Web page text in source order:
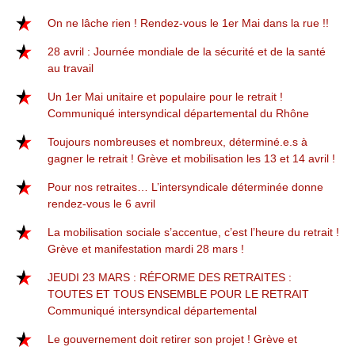
On ne lâche rien ! Rendez-vous le 1er Mai dans la rue !!
28 avril : Journée mondiale de la sécurité et de la santé
au travail
Un 1er Mai unitaire et populaire pour le retrait !
Communiqué intersyndical départemental du Rhône
Toujours nombreuses et nombreux, déterminé.e.s à
gagner le retrait ! Grève et mobilisation les 13 et 14 avril !
Pour nos retraites… L’intersyndicale déterminée donne
rendez-vous le 6 avril
La mobilisation sociale s’accentue, c’est l’heure du retrait !
Grève et manifestation mardi 28 mars !
JEUDI 23 MARS : RÉFORME DES RETRAITES :
TOUTES ET TOUS ENSEMBLE POUR LE RETRAIT
Communiqué intersyndical départemental
Le gouvernement doit retirer son projet ! Grève et